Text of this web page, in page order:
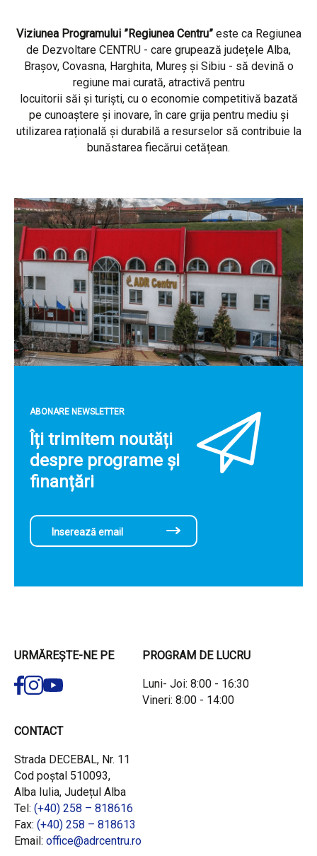
Viziunea Programului ”Regiunea Centru”este ca Regiunea
de Dezvoltare CENTRU - care grupează județele Alba,
Brașov, Covasna, Harghita, Mureș și Sibiu - să devină o
regiune mai curată, atractivă pentru
locuitorii săi și turiști, cu o economie competitivă bazată
pe cunoaștere și inovare, în care grija pentru mediu și
utilizarea rațională și durabilă a resurselor să contribuie la
bunăstarea fiecărui cetățean.
ABONARE NEWSLETTER
Îți trimitem noutăți
despre programe și
finanțări
URMĂREȘTE-NE PE PROGRAM DE LUCRU
Luni- Joi: 8:00 - 16:30
Vineri: 8:00 - 14:00
CONTACT
Strada DECEBAL, Nr. 11
Cod poștal 510093,
Alba Iulia, Județul Alba
Tel: (+40) 258 – 818616
Fax: (+40) 258 – 818613
Email: office@adrcentru.ro